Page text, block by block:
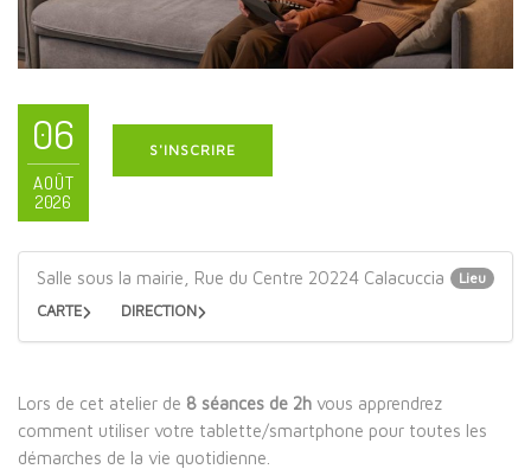
06
AOÛT
2026
S'INSCRIRE
Salle sous la mairie, Rue du Centre 20224 Calacuccia Lieu
CARTE DIRECTION
Lors de cet atelier de 8 séances de 2h vous apprendrez
comment utiliser votre tablette/smartphone pour toutes les
démarches de la vie quotidienne.